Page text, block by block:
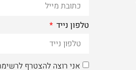
טלפון נייד
אני רוצה להצטרף